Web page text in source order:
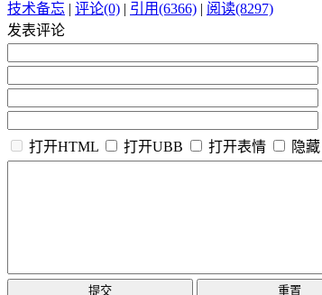
技术备忘 | 评论(0) | 引用(6366) | 阅读(8297)
发表评论
打开HTML
打开UBB 打开表情 隐藏